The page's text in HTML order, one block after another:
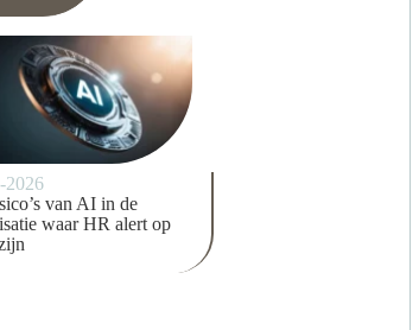
2026
van AI in de
waar HR alert op